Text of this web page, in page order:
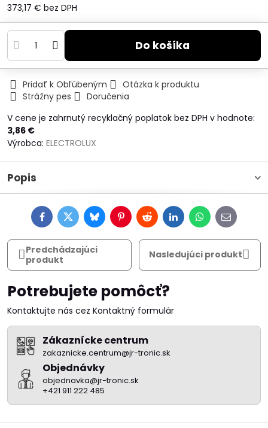
373,17 € bez DPH
Do košíka
Pridať k Obľúbeným
Otázka k produktu
Strážny pes
Doručenia
V cene je zahrnutý recyklačný poplatok bez DPH v hodnote:
3,86 €
Výrobca: ELECTROLUX
Popis
FacebookTwitterBlueskyPinterestRedditLinkedInWhatsApp
E-
mail
Predchádzajúci
produkt
Nasledujúci produkt
Potrebujete pomôcť?
Kontaktujte nás cez Kontaktný formulár
Zákaznícke centrum
zakaznicke.centrum@jr-tronic.sk
Objednávky
objednavka@jr-tronic.sk
+421 911 222 485